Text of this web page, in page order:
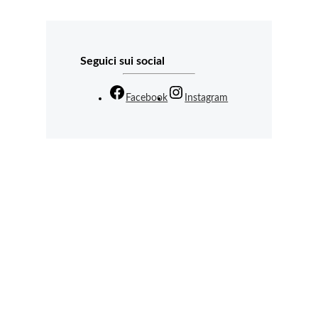
Seguici sui social
Facebook Instagram